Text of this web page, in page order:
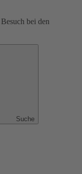
bei den
Suche